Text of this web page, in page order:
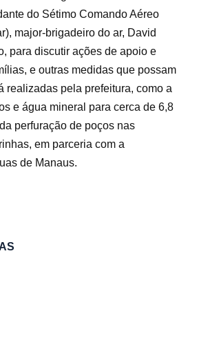
do Sétimo Comando Aéreo
major-brigadeiro do ar, David
para discutir ações de apoio e
e outras medidas que possam
realizadas pela prefeitura, como a
e água mineral para cerca de 6,8
perfuração de poços nas
em parceria com a
de Manaus.